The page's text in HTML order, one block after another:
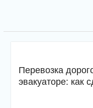
Перевозка
эвакуаторе: как